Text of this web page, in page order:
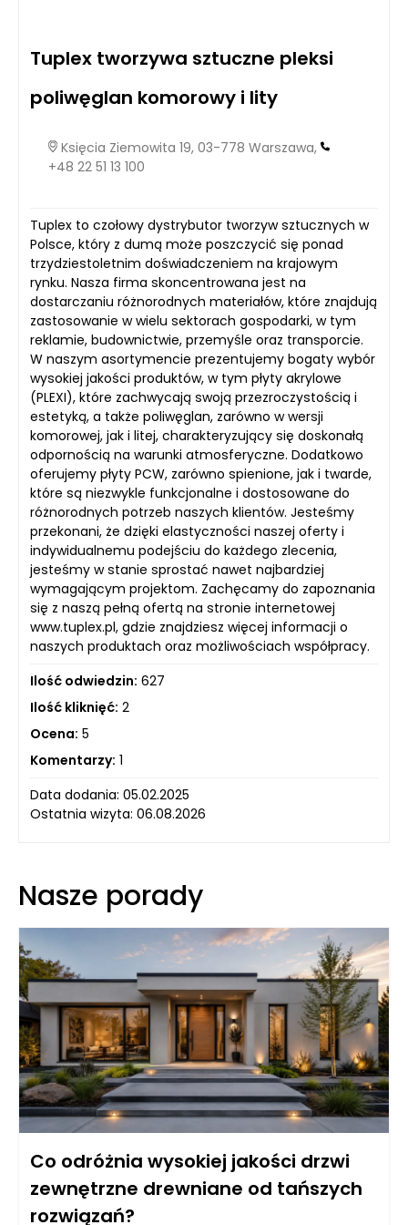
Tuplex tworzywa sztuczne pleksi
poliwęglan komorowy i lity
Księcia Ziemowita 19, 03-778 Warszawa,
+48 22 51 13 100
Tuplex to czołowy dystrybutor tworzyw sztucznych w
Polsce, który z dumą może poszczycić się ponad
trzydziestoletnim doświadczeniem na krajowym
rynku. Nasza firma skoncentrowana jest na
dostarczaniu różnorodnych materiałów, które znajdują
zastosowanie w wielu sektorach gospodarki, w tym
reklamie, budownictwie, przemyśle oraz transporcie.
W naszym asortymencie prezentujemy bogaty wybór
wysokiej jakości produktów, w tym płyty akrylowe
(PLEXI), które zachwycają swoją przezroczystością i
estetyką, a także poliwęglan, zarówno w wersji
komorowej, jak i litej, charakteryzujący się doskonałą
odpornością na warunki atmosferyczne. Dodatkowo
oferujemy płyty PCW, zarówno spienione, jak i twarde,
które są niezwykle funkcjonalne i dostosowane do
różnorodnych potrzeb naszych klientów. Jesteśmy
przekonani, że dzięki elastyczności naszej oferty i
indywidualnemu podejściu do każdego zlecenia,
jesteśmy w stanie sprostać nawet najbardziej
wymagającym projektom. Zachęcamy do zapoznania
się z naszą pełną ofertą na stronie internetowej
www.tuplex.pl, gdzie znajdziesz więcej informacji o
naszych produktach oraz możliwościach współpracy.
Ilość odwiedzin: 627
Ilość kliknięć: 2
Ocena: 5
Komentarzy: 1
Data dodania: 05.02.2025
Ostatnia wizyta: 06.08.2026
Nasze porady
Co odróżnia wysokiej jakości drzwi
zewnętrzne drewniane od tańszych
rozwiązań?